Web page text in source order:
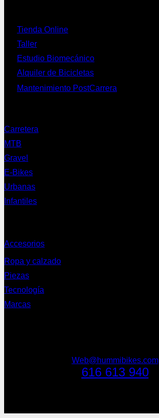
Tienda Online
Taller
Estudio Biomecánico
Alquiler de Bicicletas
Mantenimiento PostCarrera
Carretera
MTB
Gravel
E-Bikes
Urbanas
Infantiles
Accesorios
Ropa y calzado
Piezas
Tecnología
Marcas
Web@hummibikes.com
616 613 940